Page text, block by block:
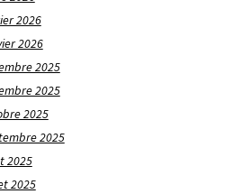
2026
2026
2025
2025
2025
2025
2025
2025